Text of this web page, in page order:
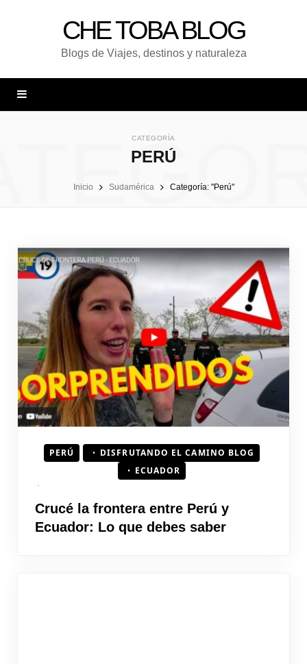
CHE TOBA BLOG
Blogs de Viajes, destinos y naturaleza
CATEGORÍA
PERÚ
Inicio Sudamérica Categoría: "Perú"
PERÚ
DISFRUTANDO EL CAMINO BLOG
ECUADOR
Crucé la frontera entre Perú y
Ecuador: Lo que debes saber